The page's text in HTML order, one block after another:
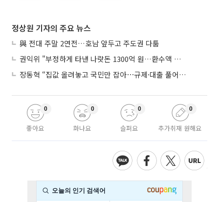
정상원 기자의 주요 뉴스
與 전대 주말 2연전…호남 앞두고 주도권 다툼
권익위 "부정하게 타낸 나랏돈 1300억 원…환수액 역대 최대"
장동혁 “집값 올려놓고 국민만 잡아⋯규제·대출 풀어야”
좋아요
0
화나요
0
슬퍼요
0
추가취재 원해요
0